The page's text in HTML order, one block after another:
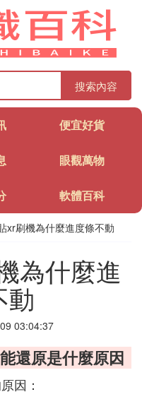
搜索內容
便宜好貨
眼觀萬物
軟體百科
xr刷機為什麼進度條不動
為什麼進
動
03:04:37
還原是什麼原因
因：